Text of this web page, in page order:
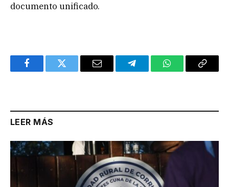
documento unificado.
FacebookTwitter Email TelegramWhatsAppCopy
LEER MÁS